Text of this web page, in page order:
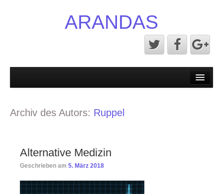
ARANDAS
Bücher
Archiv des Autors: Ruppel
Alternative Medizin
Geschrieben am 5. März 2018